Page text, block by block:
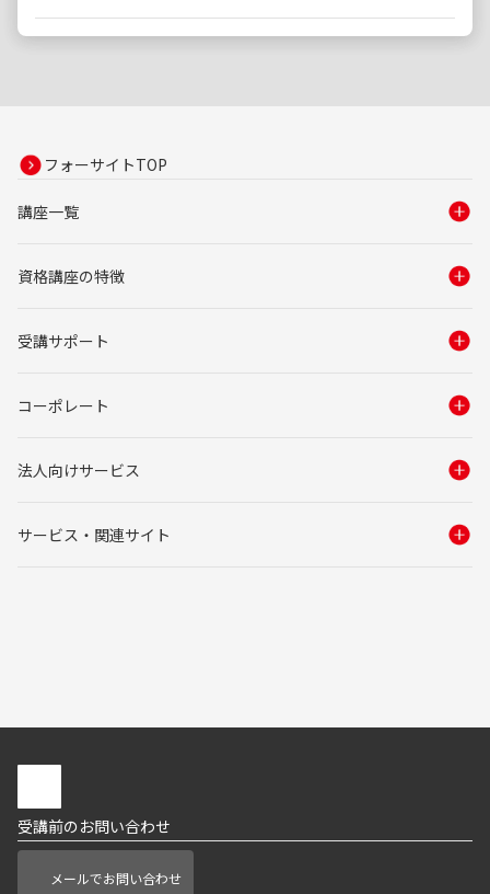
フォーサイトTOP
講座一覧
資格講座の特徴
受講サポート
コーポレート
法人向けサービス
サービス・関連サイト
受講前のお問い合わせ
メールでお問い合わせ